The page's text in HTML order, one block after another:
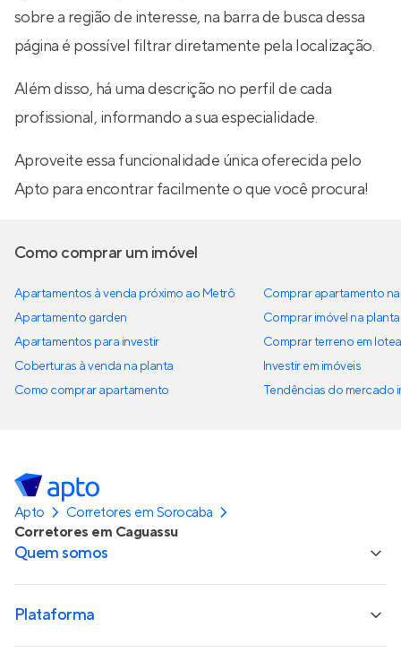
sobre a região de interesse, na barra de busca dessa
página é possível filtrar diretamente pela localização.
Além disso, há uma descrição no perfil de cada
profissional, informando a sua especialidade.
Aproveite essa funcionalidade única oferecida pelo
Apto para encontrar facilmente o que você procura!
Como comprar um imóvel
Apartamentos à venda próximo ao Metrô
Apartamento garden
Apartamentos para investir
Coberturas à venda na planta
Como comprar apartamento
Comprar apartamento
Comprar imóvel na planta
Comprar terreno em
Investir em imóveis
Tendências do mercado
Apto
Corretores em Sorocaba
Corretores em Caguassu
Quem somos
Plataforma